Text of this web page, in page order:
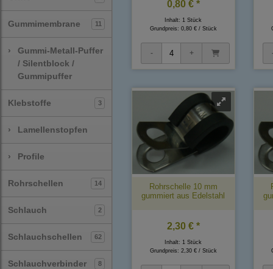
Gummimembrane 11
›
Gummi-Metall-Puffer
/ Silentblock /
Gummipuffer
Klebstoffe 3
› Lamellenstopfen
› Profile
Rohrschellen 14
Schlauch 2
Schlauchschellen 62
Schlauchverbinder 8
0,80 € *
Inhalt: 1 Stück
Grundpreis: 0,80 € / Stück
Rohrschelle 10 mm
gummiert aus Edelstahl
2,30 € *
Inhalt: 1 Stück
Grundpreis: 2,30 € / Stück